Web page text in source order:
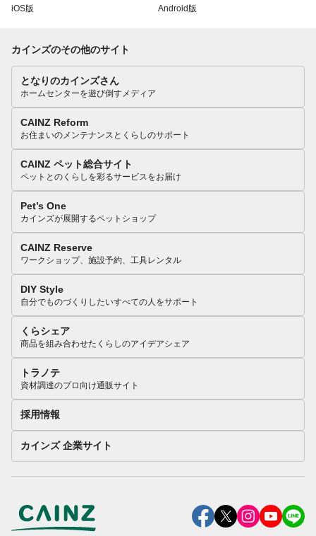
iOS版 Android版
カインズのその他のサイト
となりのカインズさん
ホームセンターを遊び倒すメディア
CAINZ Reform
お住まいのメンテナンスとくらしのサポート
CAINZ ペット総合サイト
ペットとのくらしを彩るサービスをお届け
Pet’s One
カインズが展開するペットショップ
CAINZ Reserve
ワークショップ、施設予約、工具レンタル
DIY Style
自分でものづくりしたいすべての人をサポート
くらシェア
商品を組み合わせたくらしのアイデアシェア
トラノテ
資材調達のプロ向け通販サイト
採用情報
カインズ 企業サイト